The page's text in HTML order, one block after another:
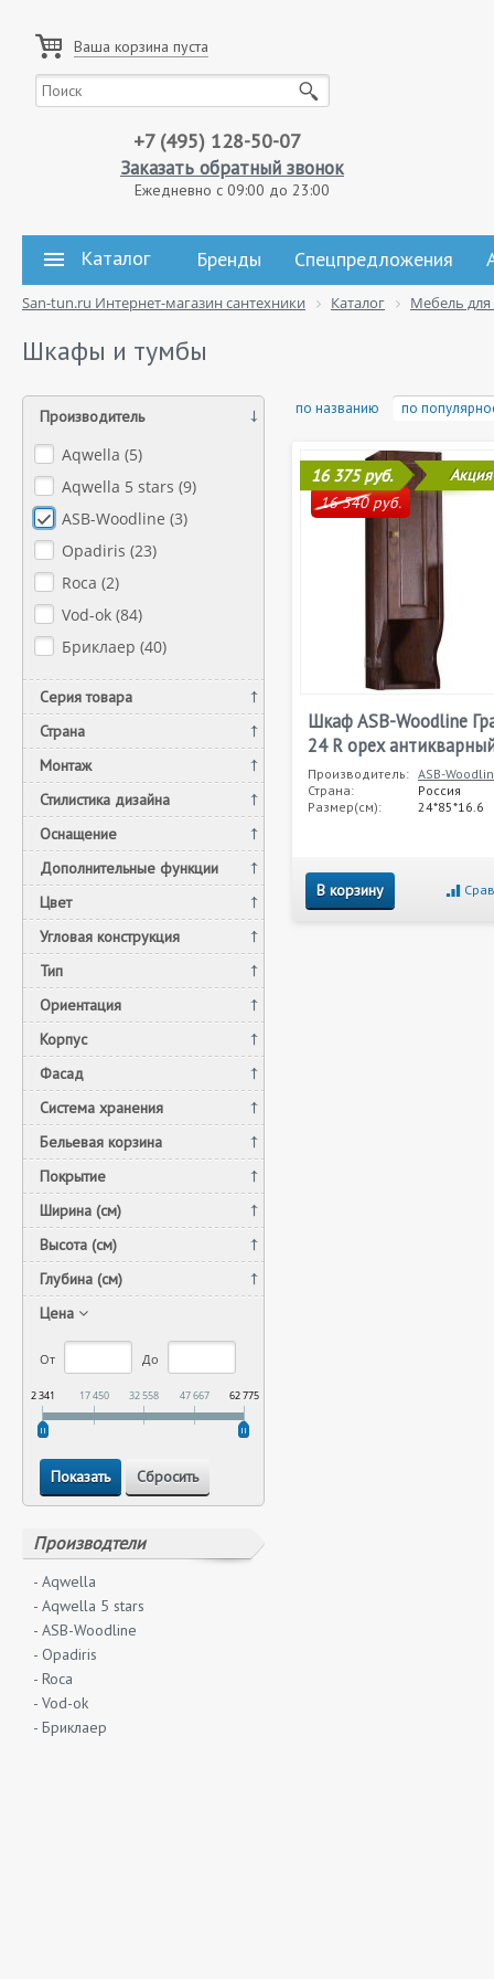
Ваша корзина пуста
+7 (495) 128-50-07
Заказать обратный звонок
Ежедневно с 09:00 до 23:00
Каталог Бренды Спецпредложения
San-tun.ru Интернет-магазин сантехники Каталог Мебель
Шкафы и тумбы
Производитель
Aqwella (5)
Aqwella 5 stars (9)
ASB-Woodline (3)
Opadiris (23)
Roca (2)
Vod-ok (84)
Бриклаер (40)
Серия товара
Страна
Монтаж
Стилистика дизайна
Оснащение
Дополнительные функции
Цвет
Угловая конструкция
Тип
Ориентация
Корпус
Фасад
Система хранения
Бельевая корзина
Покрытие
Ширина (см)
Высота (см)
Глубина (см)
Цена
От До
2 341 17 450 32 558 47 667 62 775
Производтели
- Aqwella
- Aqwella 5 stars
- ASB-Woodline
- Opadiris
- Roca
- Vod-ok
- Бриклаер
по названию по
16 375 руб.
16 540 руб.
Акция
Шкаф ASB-Woodline
24 R орех
Производитель: ASB-
Страна:
Россия
Размер(см):
24*85*16.6
В корзину